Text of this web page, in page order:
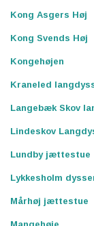
Kong Asgers Høj
Kong Svends Høj
Kongehøjen
Kraneled
Langebæk Skov
Lindeskov
Lundby jættestue
Lykkesholm
Mårhøj jættestue